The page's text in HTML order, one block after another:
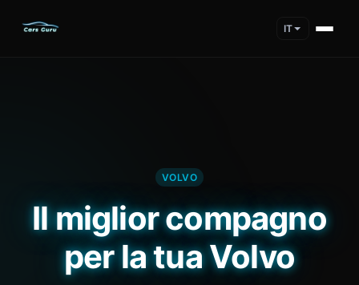
IT
VOLVO
Il miglior compagno
per la tua Volvo